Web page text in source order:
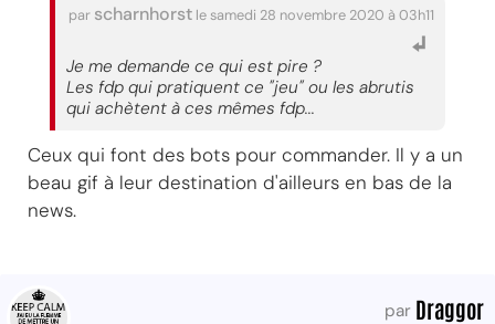
par scharnhorst le samedi 28 novembre 2020 à 03h11
Je me demande ce qui est pire ?
Les fdp qui pratiquent ce "jeu" ou les abrutis
qui achètent à ces mêmes fdp...
Ceux qui font des bots pour commander. Il y a un
beau gif à leur destination d'ailleurs en bas de la
news.
par Draggor